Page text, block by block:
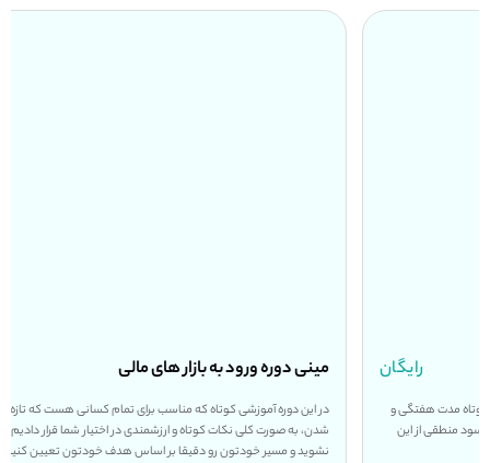
مینی دوره ورود به بازار های مالی
در این دوره آموزشی کوتاه که مناسب برای تمام کسانی هست که تازه وارد بازار های مالی
شدن، به صورت کلی نکات کوتاه و ارزشمندی در اختیار شما قرار دادیم تا در ابتدای کار سردرگم
نشوید و مسیر خودتون رو دقیقا بر اساس هدف خودتون تعیین کنید.